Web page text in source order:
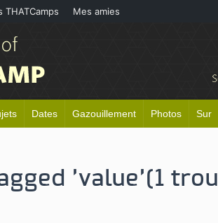
Dates Gazouillement Photos Sur
'value'(1
THATCamps Mes amies